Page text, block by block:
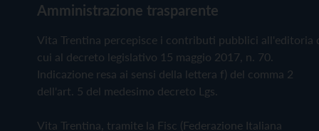
Amministrazione trasparente
Vita Trentina percepisce i contributi pubblici all'editoria
cui al decreto legislativo 15 maggio 2017, n. 70.
Indicazione resa ai sensi della lettera f) del comma 2
dell'art. 5 del medesimo decreto Lgs.
Vita Trentina, tramite la Fisc (Federazione Italiana